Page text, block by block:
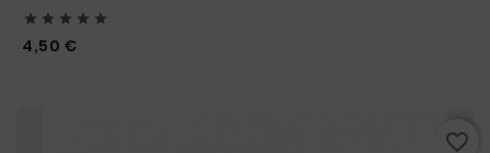
    
4,50 €
favorite_border